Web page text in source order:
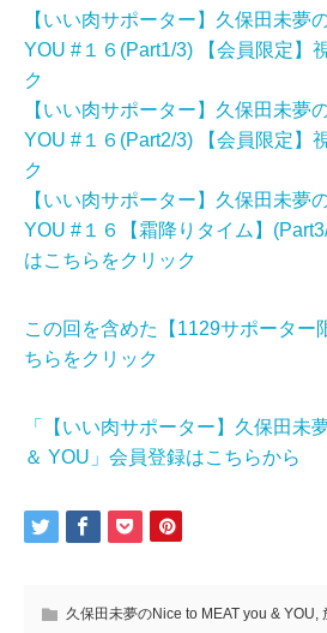
【いい肉サポーター】久保田未夢
YOU #１６(Part1/3) 【会員限定】
ク
【いい肉サポーター】久保田未夢
YOU #１６(Part2/3) 【会員限定】
ク
【いい肉サポーター】久保田未夢
YOU #１６【霜降りタイム】
はこちらをクリック
この回を含めた【1129サポーター
ちらをクリック
「【いい肉サポーター】久保田未
＆ YOU」会員登録はこちらから
久保田未夢のNice to MEAT you & YOU,